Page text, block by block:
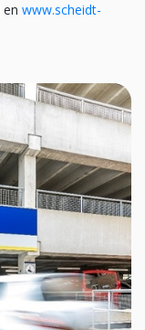
en www.scheidt-